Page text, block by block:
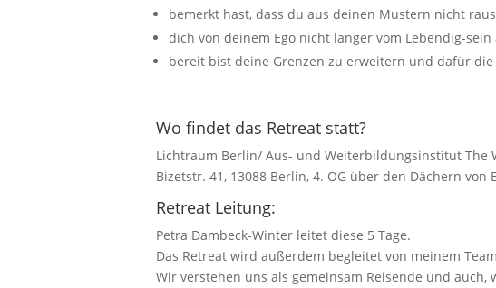
bemerkt hast, dass du aus deinen Mustern nicht
dich von deinem Ego nicht länger vom Lebendig-
bereit bist deine Grenzen zu erweitern und dafür die
Wo findet das Retreat statt?
Lichtraum Berlin/ Aus- und Weiterbildungsinstitut The
Bizetstr. 41, 13088 Berlin, 4. OG über den Dächern von
Retreat Leitung:
Petra Dambeck-Winter leitet diese 5 Tage.
Das Retreat wird außerdem begleitet von meinem
Wir verstehen uns als gemeinsam Reisende und